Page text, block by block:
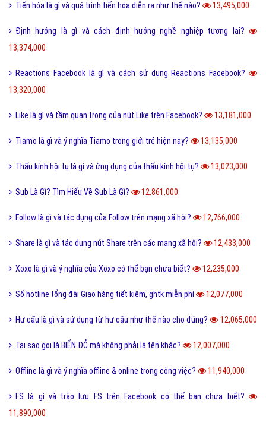
Tiến hóa là gì và quá trình tiến hóa diễn ra như thế nào? 13,495,000
Định hướng là gì và cách định hướng nghề nghiệp tương lai?
13,374,000
Reactions Facebook là gì và cách sử dụng Reactions Facebook?
13,320,000
Like là gì và tầm quan trọng của nút Like trên Facebook? 13,181,000
Tiamo là gì và ý nghĩa Tiamo trong giới trẻ hiện nay? 13,135,000
Thấu kính hội tụ là gì và ứng dụng của thấu kính hội tụ? 13,023,000
Sub Là Gì? Tìm Hiểu Về Sub Là Gì? 12,861,000
Follow là gì và tác dụng của Follow trên mạng xã hội? 12,766,000
Share là gì và tác dụng nút Share trên các mạng xã hội? 12,433,000
Xoxo là gì và ý nghĩa của Xoxo có thể bạn chưa biết? 12,235,000
Số hotline tổng đài Giao hàng tiết kiệm, ghtk miễn phí 12,077,000
Hư cấu là gì và sử dụng từ hư cấu như thế nào cho đúng? 12,065,000
Tại sao gọi là BIỂN ĐỎ mà không phải là tên khác? 12,007,000
Offline là gì và ý nghĩa offline & online trong công việc? 11,940,000
FS là gì và trào lưu FS trên Facebook có thể bạn chưa biết?
11,890,000